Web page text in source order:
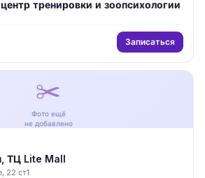
тренировки и зоопсихологии
Записаться
✂️
Фото ещё
не добавлено
ТЦ Lite Mall
22 ст1